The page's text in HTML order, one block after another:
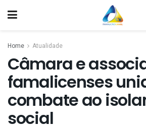
Home Atualidade
Câmara e
famalicenses
combate ao
social